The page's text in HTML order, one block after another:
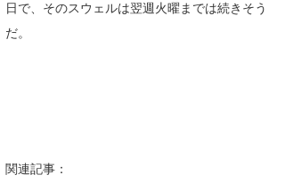
日で、そのスウェルは翌週火曜までは続きそう
だ。
関連記事：